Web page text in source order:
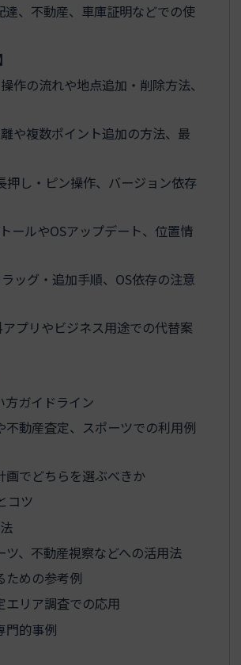
、不動産、車庫証明などでの使
の流れや地点追加・削除方法、
や複数ポイント追加の方法、最
し・ピン操作、バージョン依存
ールやOSアップデート、位置情
ッグ・追加手順、OS依存の注意
プリやビジネス用途での代替案
方ガイドライン
動産査定、スポーツでの利用例
画でどちらを選ぶべきか
コツ
、不動産視察などへの活用法
ための参考例
エリア調査での応用
門的事例